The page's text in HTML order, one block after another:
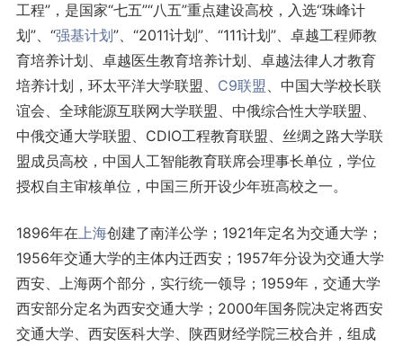
工程”，是国家“七五”“八五”重点建设高校，入选“珠峰计
划”、“强基计划”、“2011计划”、“111计划”、卓越工程师教
育培养计划、卓越医生教育培养计划、卓越法律人才教育
培养计划，环太平洋大学联盟、 C9联盟 、中国大学校长联
谊会、全球能源互联网大学联盟、中俄综合性大学联盟、
中俄交通大学联盟、CDIO工程教育联盟、丝绸之路大学联
盟成员高校，中国人工智能教育联席会理事长单位，学位
授权自主审核单位，中国三所开设少年班高校之一。
1896年在上海创建了南洋公学；1921年定名为交通大学；
1956年交通大学的主体内迁西安；1957年分设为交通大学
西安、上海两个部分，实行统一领导；1959年，交通大学
西安部分定名为西安交通大学；2000年国务院决定将西安
交通大学、西安医科大学、陕西财经学院三校合并，组成